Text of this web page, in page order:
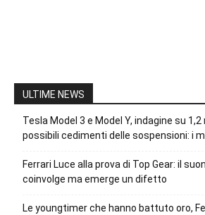
ULTIME NEWS
Tesla Model 3 e Model Y, indagine su
possibili cedimenti delle sospensioni: i
Ferrari Luce alla prova di Top Gear: il
coinvolge ma emerge un difetto
Le youngtimer che hanno battuto oro,